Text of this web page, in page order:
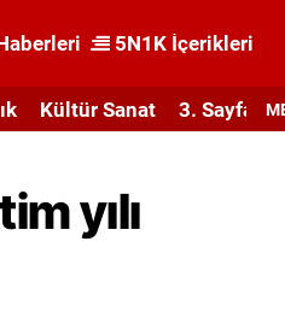
5N1K İçerikleri
Kültür Sanat 3. Sayfa
yılı